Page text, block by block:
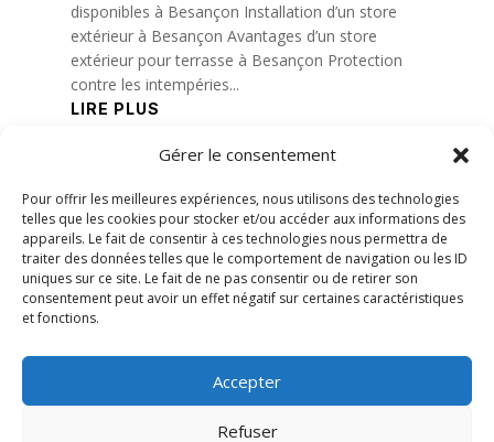
Gérer le consentement
Pour offrir les meilleures expériences, nous utilisons des technologies
telles que les cookies pour stocker et/ou accéder aux informations des
appareils. Le fait de consentir à ces technologies nous permettra de
traiter des données telles que le comportement de navigation ou les ID
uniques sur ce site. Le fait de ne pas consentir ou de retirer son
consentement peut avoir un effet négatif sur certaines caractéristiques
et fonctions.
Accepter
Refuser
disponibles à Besançon Installation d’un store
extérieur à Besançon Avantages d’un store
extérieur pour terrasse à Besançon Protection
contre les intempéries...
LIRE PLUS
« Entrées précédentes Entrées suivantes »